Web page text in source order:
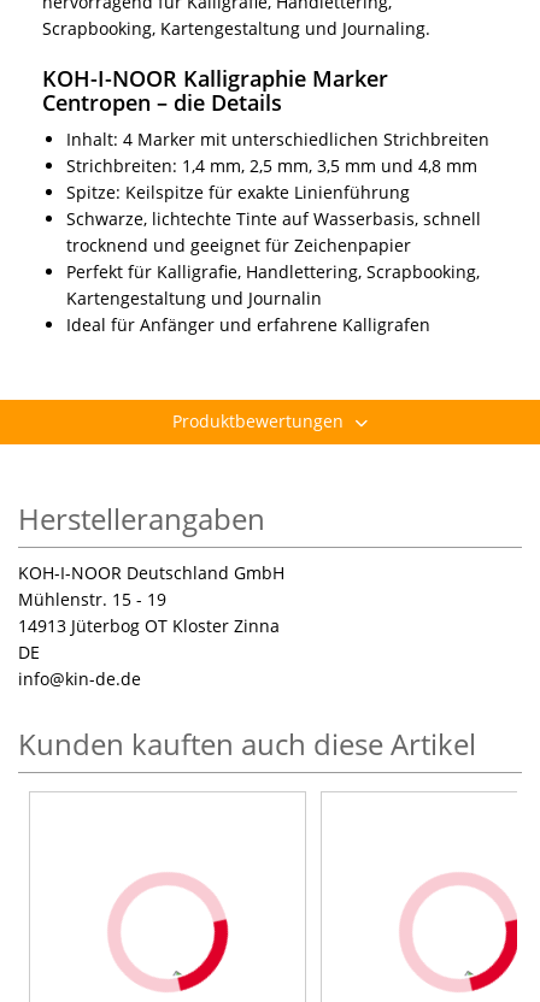
Scrapbooking, Kartengestaltung und Journaling.
KOH-I-NOOR Kalligraphie Marker
Centropen – die Details
Inhalt: 4 Marker mit unterschiedlichen Strichbreiten
Strichbreiten: 1,4 mm, 2,5 mm, 3,5 mm und 4,8 mm
Spitze: Keilspitze für exakte Linienführung
Schwarze, lichtechte Tinte auf Wasserbasis, schnell
trocknend und geeignet für Zeichenpapier
Perfekt für Kalligrafie, Handlettering, Scrapbooking,
Kartengestaltung und Journalin
Ideal für Anfänger und erfahrene Kalligrafen
Produktbewertungen
Herstellerangaben
KOH-I-NOOR Deutschland GmbH
Mühlenstr. 15 - 19
14913 Jüterbog OT Kloster Zinna
DE
info@kin-de.de
Kunden kauften auch diese Artikel